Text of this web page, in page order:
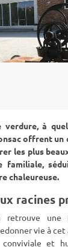
verdure, à
offrent un
les plus
familiale,
chaleureuse.
racines
retrouve une
vie à cet
et